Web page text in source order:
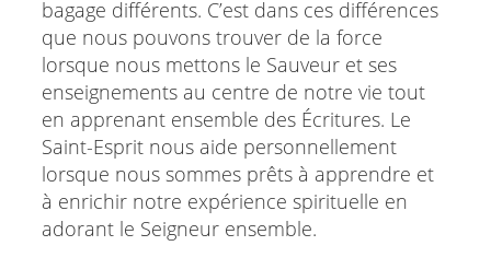
bagage différents. C’est dans ces différences
que nous pouvons trouver de la force
lorsque nous mettons le Sauveur et ses
enseignements au centre de notre vie tout
en apprenant ensemble des Écritures. Le
Saint-Esprit nous aide personnellement
lorsque nous sommes prêts à apprendre et
à enrichir notre expérience spirituelle en
adorant le Seigneur ensemble.